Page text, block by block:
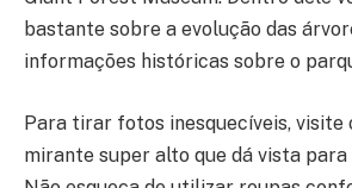
bastante sobre a evolução das
informações históricas sobre o
Para tirar fotos inesquecíveis, visite
mirante super alto que dá vista